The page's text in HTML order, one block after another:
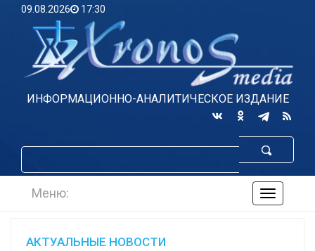
09.08.2026 17:30
ИНФОРМАЦИОННО-АНАЛИТИЧЕСКОЕ ИЗДАНИЕ
по
Меню:
АКТУАЛЬНЫЕ НОВОСТИ